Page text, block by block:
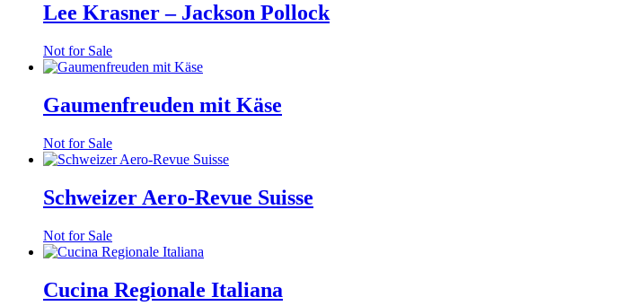
Lee Krasner – Jackson Pollock
Not for Sale
Gaumenfreuden mit Käse
Not for Sale
Schweizer Aero-Revue Suisse
Not for Sale
Cucina Regionale Italiana